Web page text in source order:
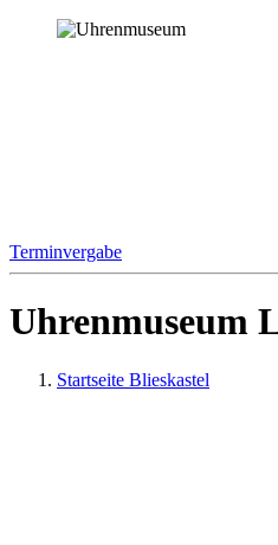
Terminvergabe
Uhrenmuseum
Startseite Blieskastel